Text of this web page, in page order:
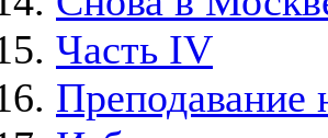
Часть IV
Преподавание